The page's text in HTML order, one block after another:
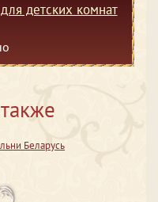
детских комнат
Беларусь